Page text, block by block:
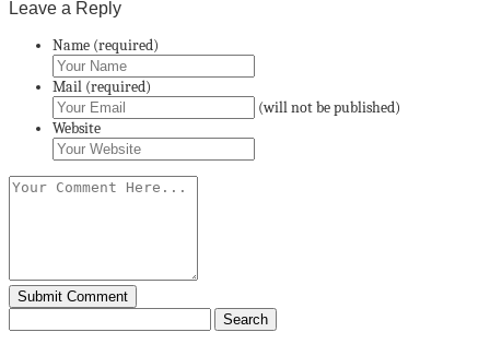
Leave a Reply
Name (required)
Mail (required)
(will not be published)
Website